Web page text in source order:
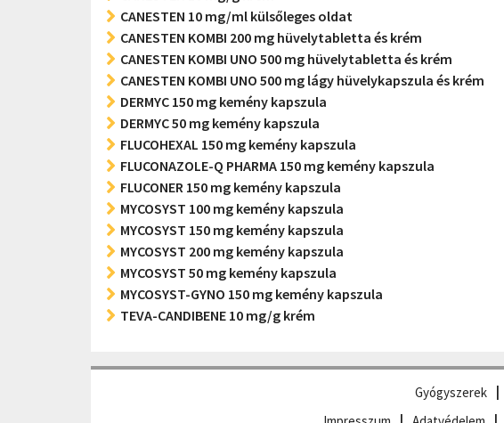
CANESTEN 10 mg/ml külsőleges oldat
CANESTEN KOMBI 200 mg hüvelytabletta és krém
CANESTEN KOMBI UNO 500 mg hüvelytabletta és krém
CANESTEN KOMBI UNO 500 mg lágy hüvelykapszula és krém
DERMYC 150 mg kemény kapszula
DERMYC 50 mg kemény kapszula
FLUCOHEXAL 150 mg kemény kapszula
FLUCONAZOLE-Q PHARMA 150 mg kemény kapszula
FLUCONER 150 mg kemény kapszula
MYCOSYST 100 mg kemény kapszula
MYCOSYST 150 mg kemény kapszula
MYCOSYST 200 mg kemény kapszula
MYCOSYST 50 mg kemény kapszula
MYCOSYST-GYNO 150 mg kemény kapszula
TEVA-CANDIBENE 10 mg/g krém
Gyógyszerek